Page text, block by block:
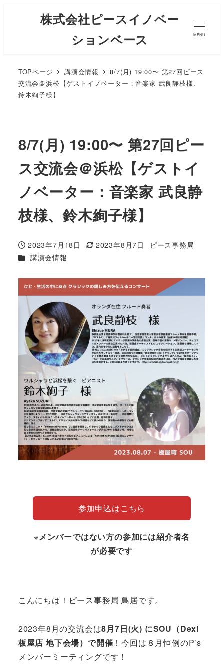
株式会社ピースイノベー
ションベース
MENU
TOPページ 講演会情報
8/7(月) 19:00〜 第27回ピース
交流会＠浜松【ゲストイノベーター：音楽家 武良静枝様、
鈴木絢子様】
8/7(月) 19:00〜 第27回ピー
ス交流会＠浜松【ゲストイ
ノベーター：音楽家 武良静
枝様、鈴木絢子様】
投稿日
2023年7月18日
更新日
2023年8月7日
著
ピース事務局
カテゴリー
講演会情報
参加申込はこちら
※メンバーではない方の参加には紹介者名
が必要です
こんにちは！ピース事務局 鳥居です。
2023年8月の交流会は8月7日(火) にSOU（Dexi
板屋店 地下会場）で開催 ！今回は８月恒例のP’s
メンバーミーティングです！